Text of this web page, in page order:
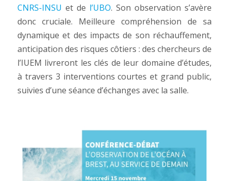
CNRS-INSU et de l’UBO. Son observation s’avère
donc cruciale. Meilleure compréhension de sa
dynamique et des impacts de son réchauffement,
anticipation des risques côtiers : des chercheurs de
l’IUEM livreront les clés de leur domaine d’études,
à travers 3 interventions courtes et grand public,
suivies d’une séance d’échanges avec la salle.